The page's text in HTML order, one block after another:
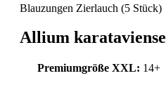
Blauzungen Zierlauch (5 Stück)
Allium karataviense
Premiumgröße XXL: 14+